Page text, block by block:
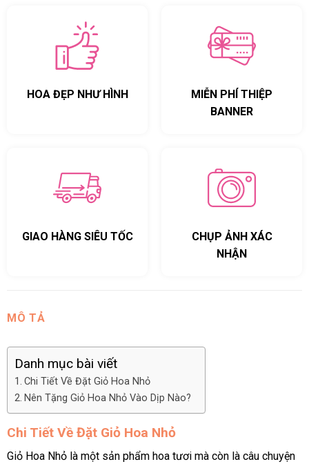
HOA ĐẸP NHƯ HÌNH
MIỄN PHÍ THIỆP
BANNER
GIAO HÀNG SIÊU TỐC
CHỤP ẢNH XÁC
NHẬN
MÔ TẢ
Danh mục bài viết
Chi Tiết Về Đặt Giỏ Hoa Nhỏ
Nên Tặng Giỏ Hoa Nhỏ Vào Dịp Nào?
Chi Tiết Về Đặt Giỏ Hoa Nhỏ
Giỏ Hoa Nhỏ là một sản phẩm hoa tươi mà còn là câu chuyện